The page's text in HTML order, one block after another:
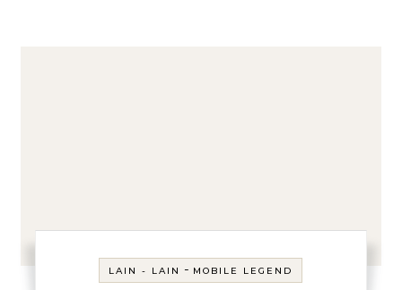
LAIN - LAIN - MOBILE LEGEND